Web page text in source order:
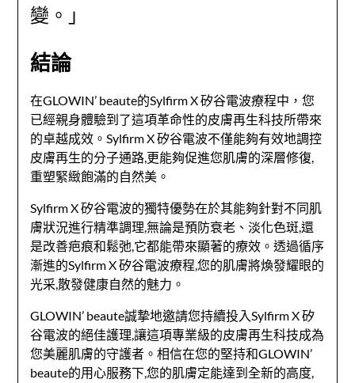
變。」
結論
在GLOWIN’ beaute的Sylfirm X 矽谷電波療程中，您
已經親身體驗到了這項革命性的皮膚再生科技所帶來
的卓越成效。Sylfirm X 矽谷電波不僅能夠有效地調控
皮膚再生的分子通路,更能夠促進您肌膚的深層修復,
重塑緊緻飽滿的自然美。
Sylfirm X 矽谷電波的獨特優勢在於其能夠針對不同肌
膚狀況進行精準調理,無論是預防衰老、淡化色斑,還
是改善疤痕和鬆弛,它都能帶來顯著的療效。透過循序
漸進的Sylfirm X 矽谷電波療程,您的肌膚將煥發耀眼的
光采,散發健康自然的魅力。
GLOWIN’ beaute誠摯地邀請您持續投入Sylfirm X 矽
谷電波的絕佳護理,讓這項專業級的皮膚再生科技成為
您美麗肌膚的守護者。相信在您的堅持和GLOWIN’
beaute的用心服務下,您的肌膚定能達到全新的高度,